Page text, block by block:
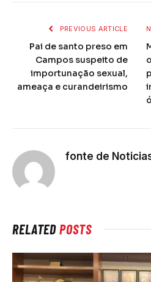
PREVIOUS ARTICLE
Pai de santo preso em
Campos suspeito de
importunação sexual,
ameaça e curandeirismo
fonte de
RELATEDPOSTS